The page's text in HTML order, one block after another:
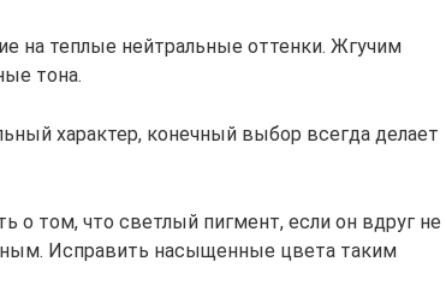
на теплые нейтральные оттенки. Жгучим
тона.
характер, конечный выбор всегда делает
о том, что светлый пигмент, если он вдруг не
Исправить насыщенные цвета таким